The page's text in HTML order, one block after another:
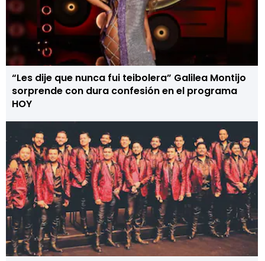
“Les dije que nunca fui teibolera” Galilea Montijo
sorprende con dura confesión en el programa
HOY